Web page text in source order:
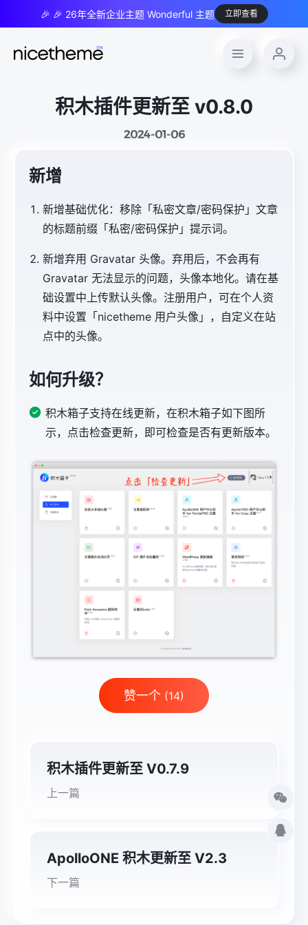
🎉 🎉 26年全新企业主题 Wonderful 主题 立即查看
积木插件更新至 v0.8.0
2024-01-06
新增
新增基础优化：移除「私密文章/密码保护」文章
的标题前缀「私密/密码保护」提示词。
新增弃用 Gravatar 头像。弃用后，不会再有
Gravatar 无法显示的问题，头像本地化。请在基
础设置中上传默认头像。注册用户，可在个人资
料中设置「nicetheme 用户头像」，自定义在站
点中的头像。
如何升级？
积木箱子支持在线更新，在积木箱子如下图所
示，点击检查更新，即可检查是否有更新版本。
赞一个 (14)
积木插件更新至 V0.7.9
上一篇
ApolloONE 积木更新至 V2.3
下一篇